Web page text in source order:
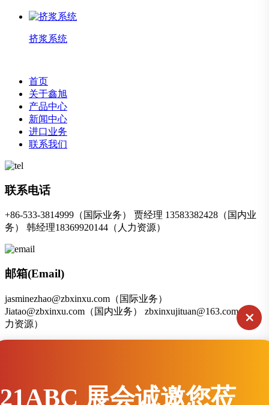
挤浆系统
首页
关于鑫旭
产品中心
新闻中心
进口业务
联系我们
联系电话
+86-533-3814999（国际业务） 贾经理 13583382428（国内业
务） 韩经理18369920144（人力资源）
邮箱(Email)
jasminezhao@zbxinxu.com（国际业务）
Jiatao@zbxinxu.com（国内业务） zbxinxujituan@163.com（人
力资源）
山东省淄博市张店区兴园路9号
21ABC 展会诚邀您莅